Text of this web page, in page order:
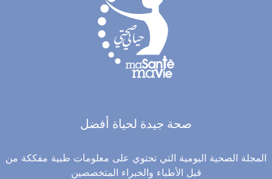
صحة جيدة لحياة أفضل
المجلة الصحية اليومية التي تحتوي على معلومات طبية مفككة من
قبل الأطباء والخبراء المتخصصين